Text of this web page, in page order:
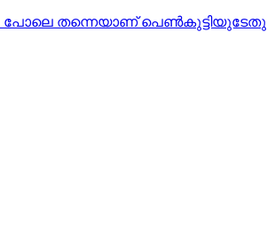
പോലെ തന്നെയാണ്